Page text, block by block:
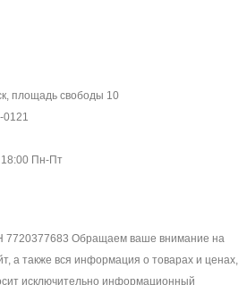
площадь свободы 10
0121
18:00 Пн-Пт
Обращаем ваше внимание на
а также вся информация о товарах и ценах,
исключительно информационный